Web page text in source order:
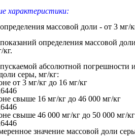
характеристики:
массовой доли - от 3 мг/
определения массовой
кг.
абсолютной погрешности
серы, мг/кг:
от 3 мг/кг до 16
свыше 16 мг/кг до 46
свыше 46 000 мг/кг до 50
значение массовой доли